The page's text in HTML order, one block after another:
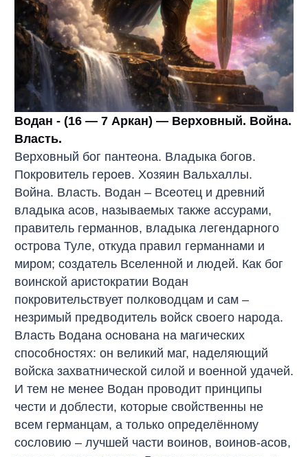
Водан - (16 — 7 Аркан) — Верховный. Война.
Власть.
Верховный бог пантеона. Владыка богов.
Покровитель героев. Хозяин Вальхаллы.
Война. Власть. Водан – Всеотец и древний
владыка асов, называемых также ассурами,
правитель германнов, владыка легендарного
острова Туле, откуда правил германнами и
миром; создатель Вселенной и людей. Как бог
воинской аристократии Водан
покровительствует полководцам и сам –
незримый предводитель войск своего народа.
Власть Водана основана на магических
способностях: он великий маг, наделяющий
войска захватнической силой и военной удачей.
И тем не менее Водан проводит принципы
чести и доблести, которые свойственны не
всем германцам, а только определённому
сословию – лучшей части воинов, воинов-асов,